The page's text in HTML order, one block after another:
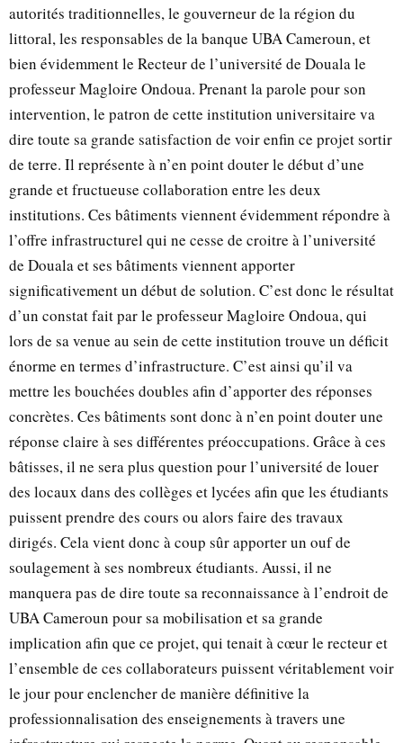
autorités traditionnelles, le gouverneur de la région du
littoral, les responsables de la banque UBA Cameroun, et
bien évidemment le Recteur de l’université de Douala le
professeur Magloire Ondoua. Prenant la parole pour son
intervention, le patron de cette institution universitaire va
dire toute sa grande satisfaction de voir enfin ce projet sortir
de terre. Il représente à n’en point douter le début d’une
grande et fructueuse collaboration entre les deux
institutions. Ces bâtiments viennent évidemment répondre à
l’offre infrastructurel qui ne cesse de croitre à l’université
de Douala et ses bâtiments viennent apporter
significativement un début de solution. C’est donc le résultat
d’un constat fait par le professeur Magloire Ondoua, qui
lors de sa venue au sein de cette institution trouve un déficit
énorme en termes d’infrastructure. C’est ainsi qu’il va
mettre les bouchées doubles afin d’apporter des réponses
concrètes. Ces bâtiments sont donc à n’en point douter une
réponse claire à ses différentes préoccupations. Grâce à ces
bâtisses, il ne sera plus question pour l’université de louer
des locaux dans des collèges et lycées afin que les étudiants
puissent prendre des cours ou alors faire des travaux
dirigés. Cela vient donc à coup sûr apporter un ouf de
soulagement à ses nombreux étudiants. Aussi, il ne
manquera pas de dire toute sa reconnaissance à l’endroit de
UBA Cameroun pour sa mobilisation et sa grande
implication afin que ce projet, qui tenait à cœur le recteur et
l’ensemble de ces collaborateurs puissent véritablement voir
le jour pour enclencher de manière définitive la
professionnalisation des enseignements à travers une